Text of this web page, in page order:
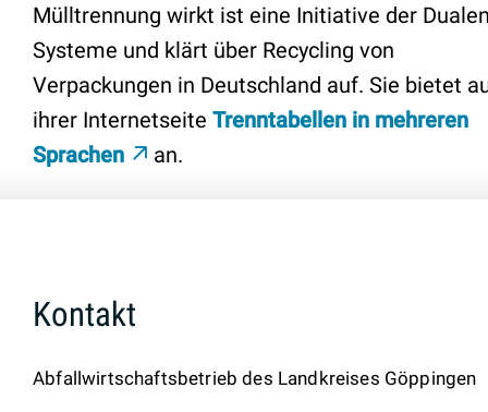
Mülltrennung wirkt ist eine Initiative der
Systeme und klärt über Recycling von
Verpackungen in Deutschland auf. Sie bietet
ihrer Internetseite Trenntabellen in mehreren
Sprachen
an.
Kontakt
Abfallwirtschaftsbetrieb des Landkreises Göppingen